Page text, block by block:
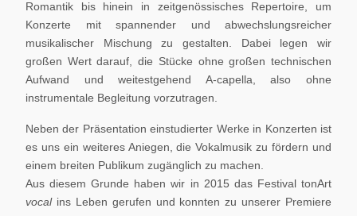
Romantik bis hinein in zeitgenössisches Repertoire, um
Konzerte mit spannender und abwechslungsreicher
musikalischer Mischung zu gestalten. Dabei legen wir
großen Wert darauf, die Stücke ohne großen technischen
Aufwand und weitestgehend A-capella, also ohne
instrumentale Begleitung vorzutragen.
Neben der Präsentation einstudierter Werke in Konzerten ist
es uns ein weiteres Aniegen, die Vokalmusik zu fördern und
einem breiten Publikum zugänglich zu machen.
Aus diesem Grunde haben wir in 2015 das Festival tonArt
vocal ins Leben gerufen und konnten zu unserer Premiere